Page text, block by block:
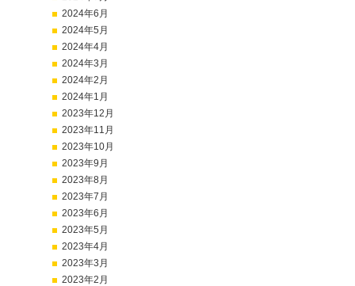
2024年6月
2024年5月
2024年4月
2024年3月
2024年2月
2024年1月
2023年12月
2023年11月
2023年10月
2023年9月
2023年8月
2023年7月
2023年6月
2023年5月
2023年4月
2023年3月
2023年2月